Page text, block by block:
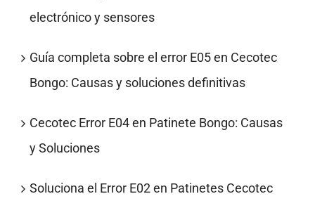
electrónico y sensores
Guía completa sobre el error E05 en Cecotec
Bongo: Causas y soluciones definitivas
Cecotec Error E04 en Patinete Bongo: Causas
y Soluciones
Soluciona el Error E02 en Patinetes Cecotec